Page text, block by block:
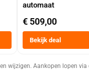
automaat
€ 509,00
Bekijk deal
wijzigen. Aankopen lopen via